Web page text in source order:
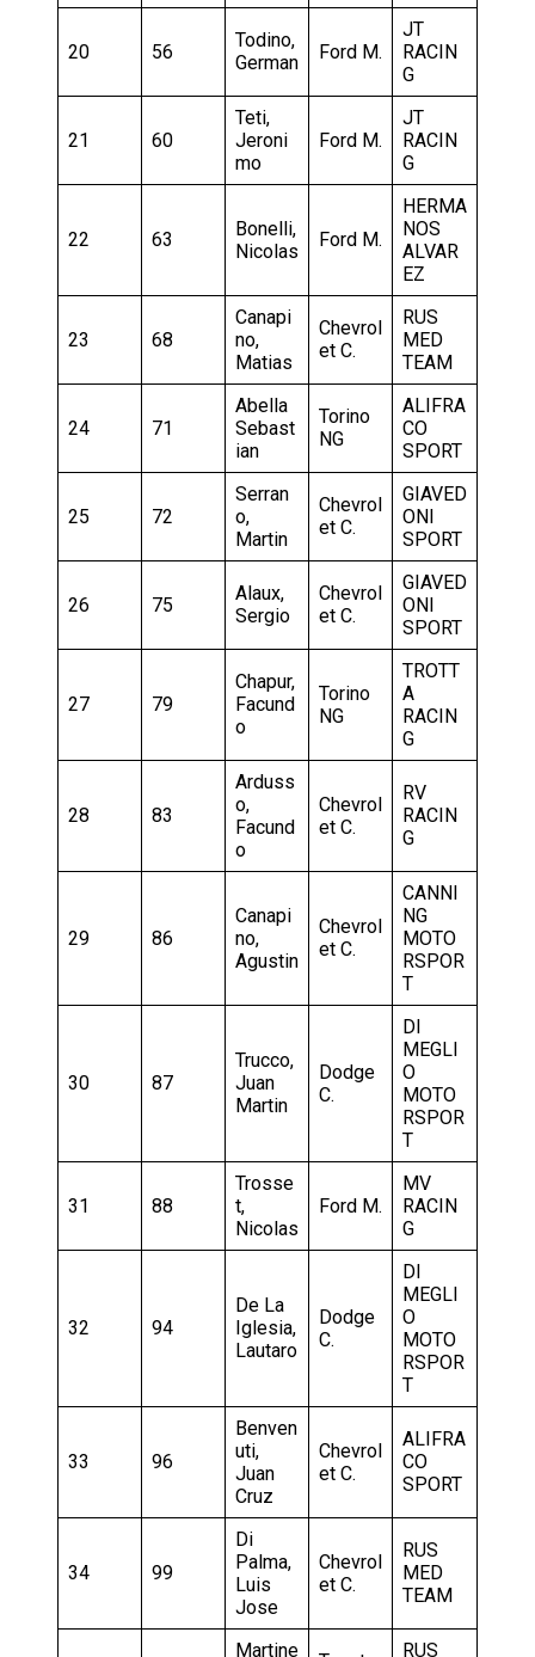
20 56
Todino,
German
Ford M.
JT
RACIN
G
21 60
Teti,
Jeroni
mo
Ford M.
JT
RACIN
G
22 63
Bonelli,
Nicolas
Ford M.
HERMA
NOS
ALVAR
EZ
23 68
Canapi
no,
Matias
Chevrol
et C.
RUS
MED
TEAM
24 71
Abella
Sebast
ian
Torino
NG
ALIFRA
CO
SPORT
25 72
Serran
o,
Martin
Chevrol
et C.
GIAVED
ONI
SPORT
26 75
Alaux,
Sergio
Chevrol
et C.
GIAVED
ONI
SPORT
27 79
Chapur,
Facund
o
Torino
NG
TROTT
A
RACIN
G
28 83
Arduss
o,
Facund
o
Chevrol
et C.
RV
RACIN
G
29 86
Canapi
no,
Agustin
Chevrol
et C.
CANNI
NG
MOTO
RSPOR
T
30 87
Trucco,
Juan
Martin
Dodge
C.
DI
MEGLI
O
MOTO
RSPOR
T
31 88
Trosse
t,
Nicolas
Ford M.
MV
RACIN
G
32 94
De La
Iglesia,
Lautaro
Dodge
C.
DI
MEGLI
O
MOTO
RSPOR
T
33 96
Benven
uti,
Juan
Cruz
Chevrol
et C.
ALIFRA
CO
SPORT
34 99
Di
Palma,
Luis
Jose
Chevrol
et C.
RUS
MED
TEAM
Martine RUS